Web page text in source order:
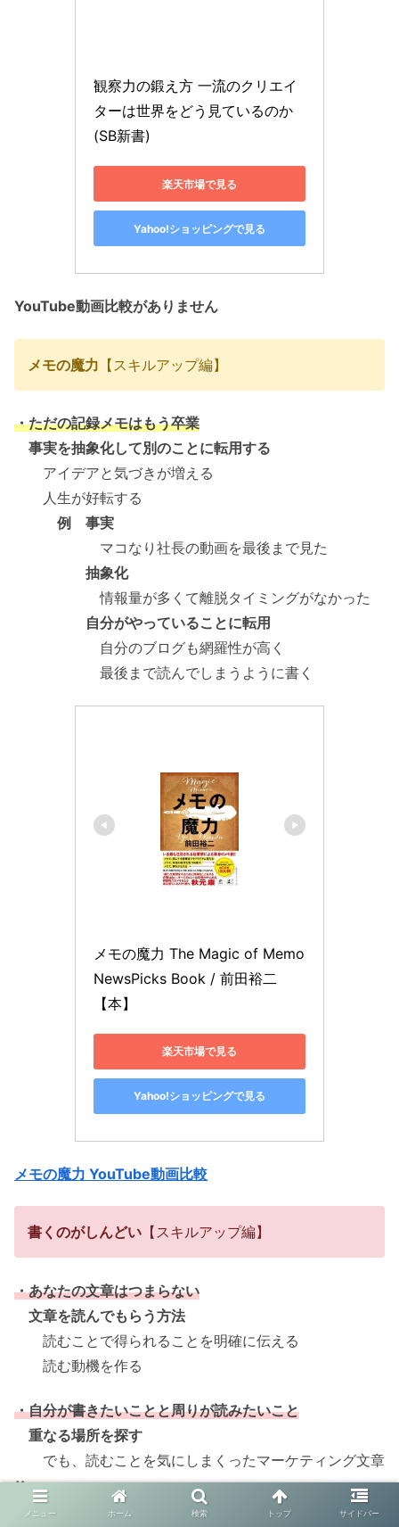
観察力の鍛え方 一流のクリエイ
ターは世界をどう見ているのか
(SB新書)
楽天市場で見る
Yahoo!ショッピングで見る
YouTube動画比較がありません
メモの魔力 【スキルアップ編】
・ただの記録メモはもう卒業
事実を抽象化して別のことに転用する
アイデアと気づきが増える
人生が好転する
例 事実
マコなり社長の動画を最後まで見た
抽象化
情報量が多くて離脱タイミングがなかった
自分がやっていることに転用
自分のブログも網羅性が高く
最後まで読んでしまうように書く
メモの魔力 The Magic of Memo
NewsPicks Book / 前田裕二
【本】
楽天市場で見る
Yahoo!ショッピングで見る
メモの魔力 YouTube動画比較
書くのがしんどい 【スキルアップ編】
・あなたの文章はつまらない
文章を読んでもらう方法
読むことで得られることを明確に伝える
読む動機を作る
・自分が書きたいことと周りが読みたいこと
重なる場所を探す
でも、読むことを気にしまくったマーケティング文章
✖
メニュー ホーム 検索 トップ サイドバー